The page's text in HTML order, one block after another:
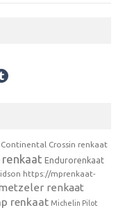
Continental Crossin renkaat
Endurorenkaat
https://mprenkaat-
renkaat
renkaat Michelin Pilot